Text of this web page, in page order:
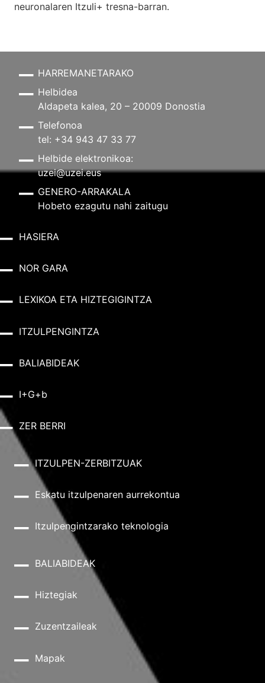
neuronalaren Itzuli+ tresna-barran.
HARREMANETARAKO
Helbidea
Aldapeta kalea, 20 – 20009 Donostia
Telefonoa
tel: +34 943 47 33 77
Helbide elektronikoa:
uzei@uzei.eus
GENERO-ARRAKALA
Hobeto ezagutu nahi zaitugu
HASIERA
NOR GARA
LEXIKOA ETA HIZTEGIGINTZA
ITZULPENGINTZA
BALIABIDEAK
I+G+b
ZER BERRI
ITZULPEN-ZERBITZUAK
Eskatu itzulpenaren aurrekontua
Itzulpengintzarako teknologia
BALIABIDEAK
Hiztegiak
Zuzentzaileak
Mapak